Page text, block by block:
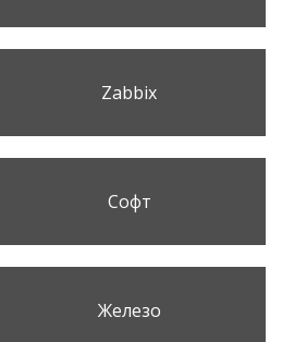
Zabbix
Софт
Железо